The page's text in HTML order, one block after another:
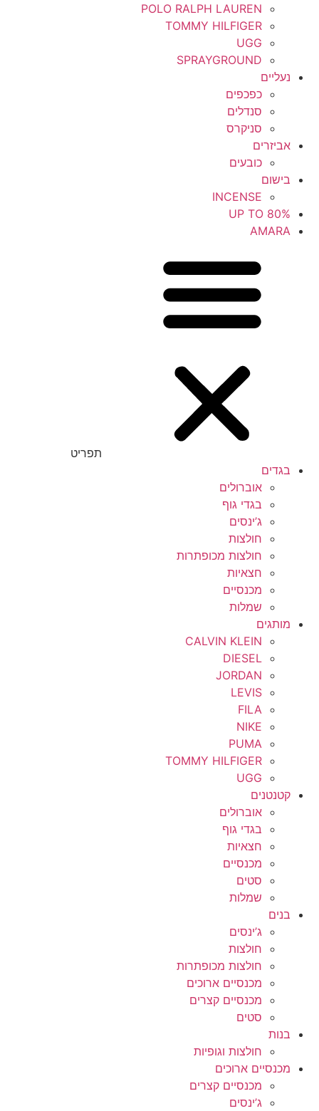
POLO RALPH LAUREN
TOMMY HILFIGER
UGG
SPRAYGROUND
נעליים
כפכפים
סנדלים
סניקרס
אביזרים
כובעים
בישום
INCENSE
UP TO 80%
AMARA
תפריט
בגדים
אוברולים
בגדי גוף
ג’ינסים
חולצות
חולצות מכופתרות
חצאיות
מכנסיים
שמלות
מותגים
CALVIN KLEIN
DIESEL
JORDAN
LEVIS
FILA
NIKE
PUMA
TOMMY HILFIGER
UGG
קטנטנים
אוברולים
בגדי גוף
חצאיות
מכנסיים
סטים
שמלות
בנים
ג’ינסים
חולצות
חולצות מכופתרות
מכנסיים ארוכים
מכנסיים קצרים
סטים
בנות
חולצות וגופיות
מכנסיים ארוכים
מכנסיים קצרים
ג’ינסים